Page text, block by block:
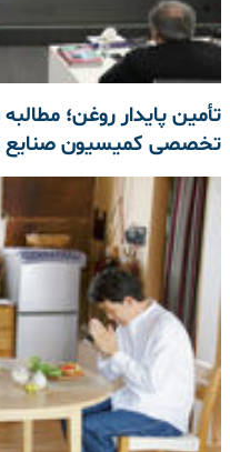
تأمین پایدار روغن؛
تخصصی کمیسیون صنایع